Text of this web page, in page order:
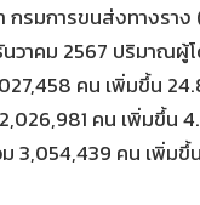
กรมการขนส่งทางรา
นวาคม 2567 ปริมา
คน เพิ่มขึ้น
คน เพิ่มขึ้น
3,054,439 คน เพิ่มขึ้